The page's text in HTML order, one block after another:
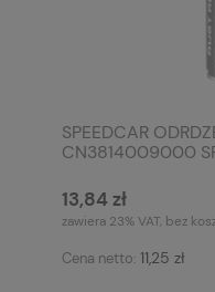
SPEEDCAR
CN3814009000
13,84 zł
zawiera 23% VAT, bez
Cena netto: 11,25 zł